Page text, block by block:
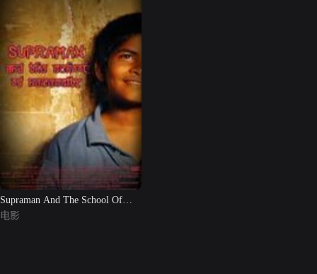
Supraman And The School Of
Necessity
电影